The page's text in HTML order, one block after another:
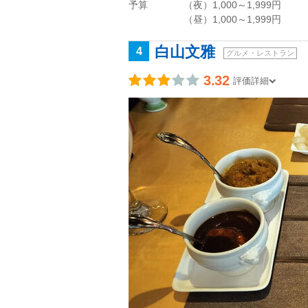
予算
（夜）1,000～1,999円
（昼）1,000～1,999円
4 白山文雅 グルメ・レストラン
3.32 評価詳細